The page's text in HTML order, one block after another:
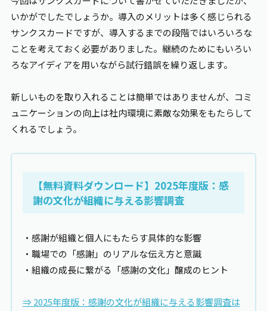
いかがでしたでしょうか。導入のメリットは多く感じられる
サンクスカードですが、導入するまでの段階ではいろいろな
ことを考えておく必要がありました。継続のためにもいろい
ろなアイディアを用いながら試行錯誤を繰り返します。
新しいものを取り入れることは簡単ではありませんが、コミ
ュニケーションの向上は社内環境に素敵な効果をもたらして
くれるでしょう。
【無料資料ダウンロード】2025年度版：感
謝の文化が組織に与える影響調査
・感謝が組織と個人にもたらす具体的な影響
・職場での「感謝」のリアルな伝え方と意識
・組織の成長に繋がる「感謝の文化」醸成のヒント
⇒ 2025年度版：感謝の文化が組織に与える影響調査は